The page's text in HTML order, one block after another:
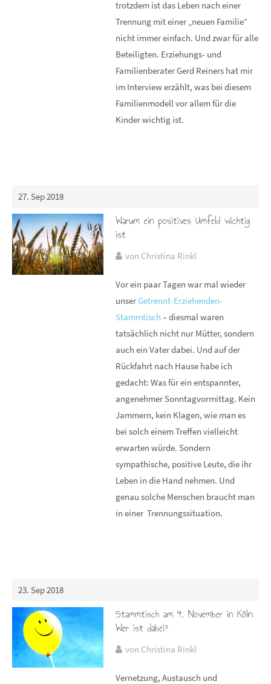
trotzdem ist das Leben nach einer
Trennung mit einer „neuen Familie“
nicht immer einfach. Und zwar für alle
Beteiligten. Erziehungs- und
Familienberater Gerd Reiners hat mir
im Interview erzählt, was bei diesem
Familienmodell vor allem für die
Kinder wichtig ist.
27. Sep 2018
Warum ein positives Umfeld wichtig
ist
von Christina Rinkl
Vor ein paar Tagen war mal wieder
unserGetrennt-Erziehenden-
Stammtisch – diesmal waren
tatsächlich nicht nur Mütter, sondern
auch ein Vater dabei. Und auf der
Rückfahrt nach Hause habe ich
gedacht: Was für ein entspannter,
angenehmer Sonntagvormittag. Kein
Jammern, kein Klagen, wie man es
bei solch einem Treffen vielleicht
erwarten würde. Sondern
sympathische, positive Leute, die ihr
Leben in die Hand nehmen. Und
genau solche Menschen braucht man
in einer Trennungssituation.
23. Sep 2018
Stammtisch am 4. November in Köln:
Wer ist dabei?
von Christina Rinkl
Vernetzung, Austausch und